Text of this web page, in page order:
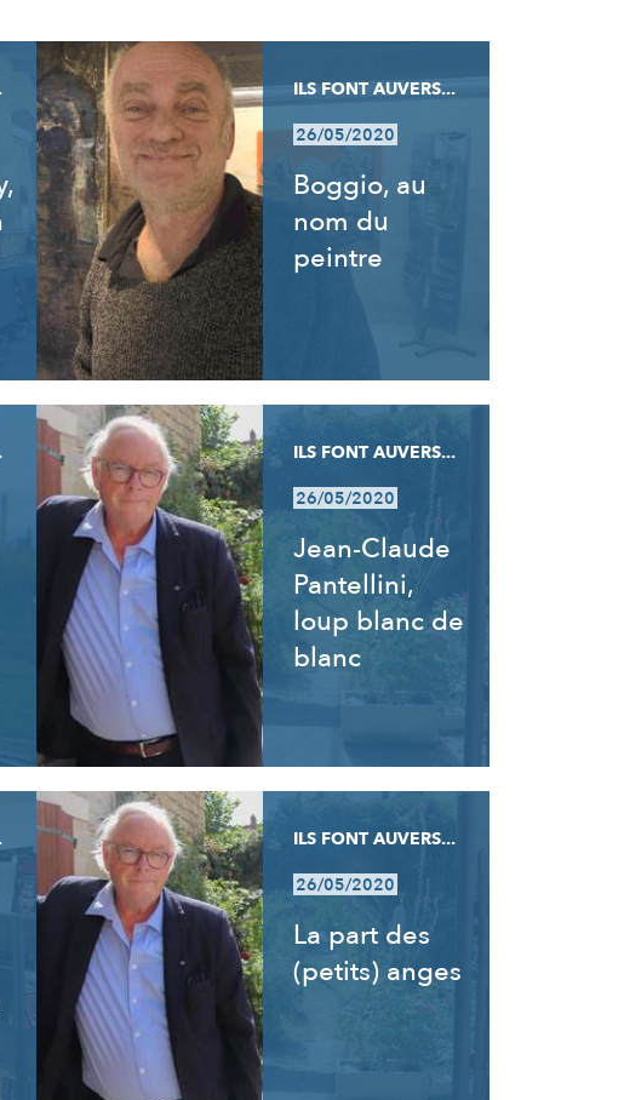
ILS FONT AUVERS...
26/05/2020
Boggio, au
nom du
peintre
ILS FONT AUVERS...
26/05/2020
Jean-Claude
Pantellini,
loup blanc de
blanc
ILS FONT AUVERS...
26/05/2020
La part des
(petits) anges